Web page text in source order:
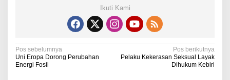
Ikuti Kami
N
a
Pos sebelumnya
Uni Eropa Dorong Perubahan
Energi Fosil
Pos berikutnya
Pelaku Kekerasan Seksual Layak
Dihukum Kebiri